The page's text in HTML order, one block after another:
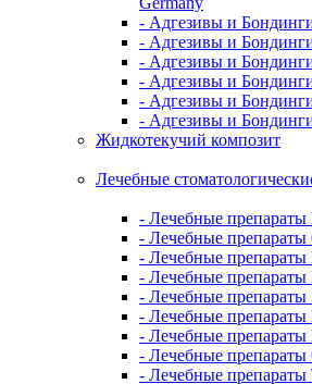
- Адгезивы и
- Адгезивы и
- Адгезивы и
- Адгезивы и
- Адгезивы и
- Адгезивы и
Жидкотекучий композит
Лечебные
- Лечебные
- Лечебные препараты
- Лечебные
- Лечебные препараты
- Лечебные препараты
- Лечебные
- Лечебные
- Лечебные
- Лечебные препараты